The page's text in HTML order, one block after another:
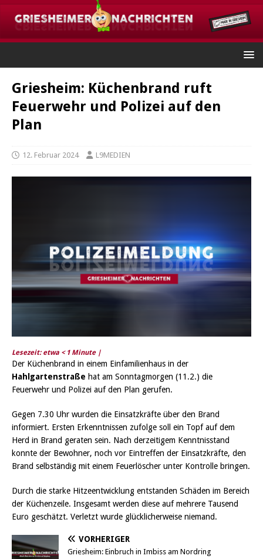
Griesheim: Küchenbrand ruft
Feuerwehr und Polizei auf den
Plan
12. Februar 2024 L9MEDIEN
Lesezeit: etwa < 1 Minute |
Der Küchenbrand in einem Einfamilienhaus in der
Hahlgartenstraße hat am Sonntagmorgen (11.2.) die
Feuerwehr und Polizei auf den Plan gerufen.
Gegen 7.30 Uhr wurden die Einsatzkräfte über den Brand
informiert. Ersten Erkenntnissen zufolge soll ein Topf auf dem
Herd in Brand geraten sein. Nach derzeitigem Kenntnisstand
konnte der Bewohner, noch vor Eintreffen der Einsatzkräfte, den
Brand selbständig mit einem Feuerlöscher unter Kontrolle bringen.
Durch die starke Hitzeentwicklung entstanden Schäden im Bereich
der Küchenzeile. Insgesamt werden diese auf mehrere Tausend
Euro geschätzt. Verletzt wurde glücklicherweise niemand.
VORHERIGER
Griesheim: Einbruch in Imbiss am Nordring